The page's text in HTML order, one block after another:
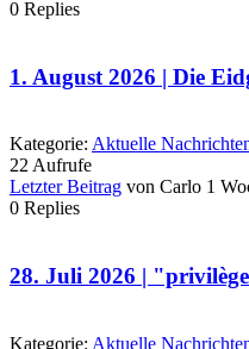
0 Replies
1. August 2026 | Die
Kategorie: Aktuelle
22 Aufrufe
Letzter Beitrag von Carlo 1
0 Replies
28. Juli 2026 |
Kategorie: Aktuelle